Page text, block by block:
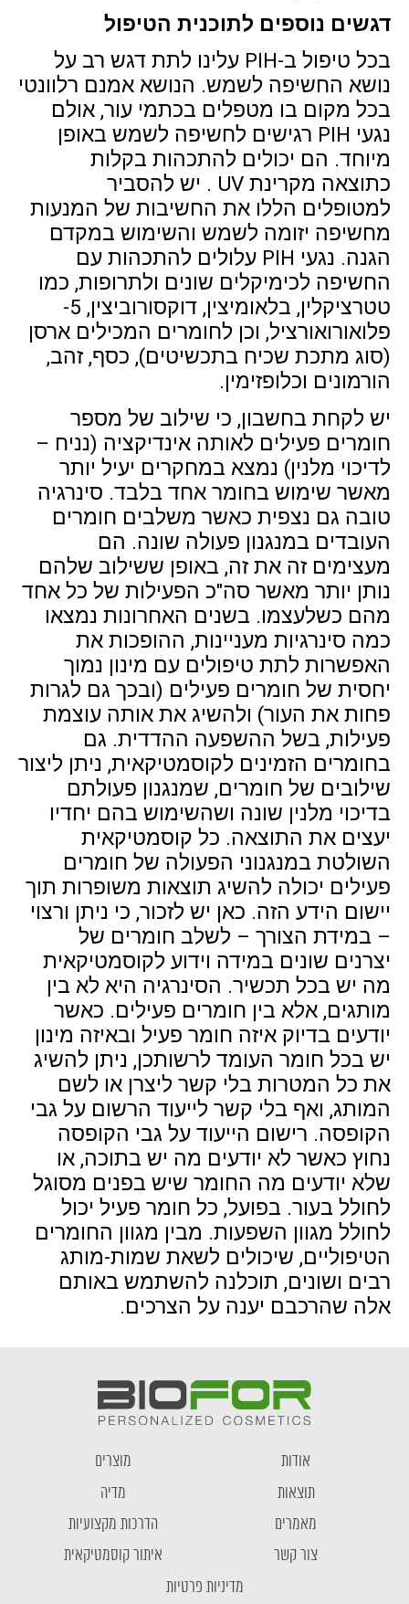
דגשים נוספים לתוכנית הטיפול
בכל טיפול ב-PIH עלינו לתת דגש רב על
נושא החשיפה לשמש. הנושא אמנם רלוונטי
בכל מקום בו מטפלים בכתמי עור, אולם
נגעי PIH רגישים לחשיפה לשמש באופן
מיוחד. הם יכולים להתכהות בקלות
כתוצאה מקרינת UV . יש להסביר
למטופלים הללו את החשיבות של המנעות
מחשיפה יזומה לשמש והשימוש במקדם
הגנה. נגעי PIH עלולים להתכהות עם
החשיפה לכימיקלים שונים ולתרופות, כמו
טטרציקלין, בלאומיצין, דוקסורוביצין, 5-
פלואורואורציל, וכן לחומרים המכילים ארסן
(סוג מתכת שכיח בתכשיטים), כסף, זהב,
הורמונים וכלופזימין.
יש לקחת בחשבון, כי שילוב של מספר
חומרים פעילים לאותה אינדיקציה (נניח –
לדיכוי מלנין) נמצא במחקרים יעיל יותר
מאשר שימוש בחומר אחד בלבד. סינרגיה
טובה גם נצפית כאשר משלבים חומרים
העובדים במנגנון פעולה שונה. הם
מעצימים זה את זה, באופן ששילוב שלהם
נותן יותר מאשר סה"כ הפעילות של כל אחד
מהם כשלעצמו. בשנים האחרונות נמצאו
כמה סינרגיות מעניינות, ההופכות את
האפשרות לתת טיפולים עם מינון נמוך
יחסית של חומרים פעילים (ובכך גם לגרות
פחות את העור) ולהשיג את אותה עוצמת
פעילות, בשל ההשפעה ההדדית. גם
בחומרים הזמינים לקוסמטיקאית, ניתן ליצור
שילובים של חומרים, שמנגנון פעולתם
בדיכוי מלנין שונה ושהשימוש בהם יחדיו
יעצים את התוצאה. כל קוסמטיקאית
השולטת במנגנוני הפעולה של חומרים
פעילים יכולה להשיג תוצאות משופרות תוך
יישום הידע הזה. כאן יש לזכור, כי ניתן ורצוי
– במידת הצורך – לשלב חומרים של
יצרנים שונים במידה וידוע לקוסמטיקאית
מה יש בכל תכשיר. הסינרגיה היא לא בין
מותגים, אלא בין חומרים פעילים. כאשר
יודעים בדיוק איזה חומר פעיל ובאיזה מינון
יש בכל חומר העומד לרשותכן, ניתן להשיג
את כל המטרות בלי קשר ליצרן או לשם
המותג, ואף בלי קשר לייעוד הרשום על גבי
הקופסה. רישום הייעוד על גבי הקופסה
נחוץ כאשר לא יודעים מה יש בתוכה, או
שלא יודעים מה החומר שיש בפנים מסוגל
לחולל בעור. בפועל, כל חומר פעיל יכול
לחולל מגוון השפעות. מבין מגוון החומרים
הטיפוליים, שיכולים לשאת שמות-מותג
רבים ושונים, תוכלנה להשתמש באותם
אלה שהרכבם יענה על הצרכים.
אודות
מוצרים
תוצאות
מדיה
מאמרים
הדרכות מקצועיות
צור קשר
איתור קוסמטיקאית
מדיניות פרטיות